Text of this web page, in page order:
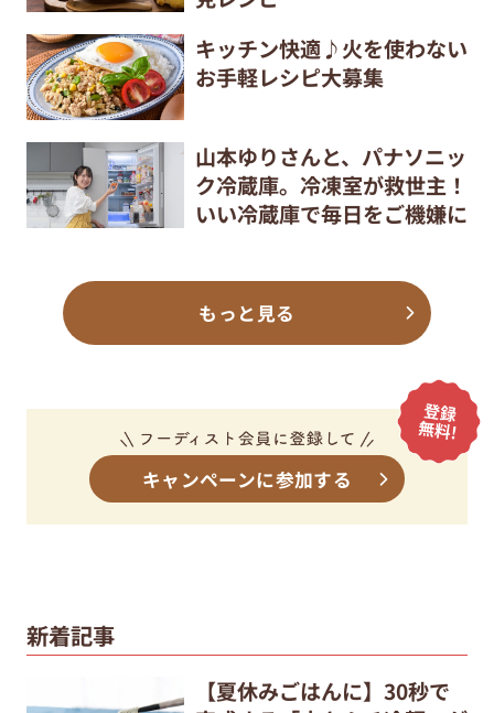
キッチン快適♪火を使わない
お手軽レシピ大募集
山本ゆりさんと、パナソニッ
ク冷蔵庫。冷凍室が救世主！
いい冷蔵庫で毎日をご機嫌に
もっと見る
キャンペーンに参加する
新着記事
【夏休みごはんに】30秒で